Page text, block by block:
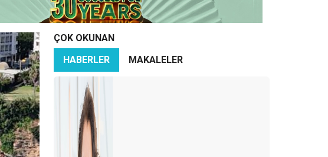
ÇOK OKUNAN
HABERLER
MAKALELER